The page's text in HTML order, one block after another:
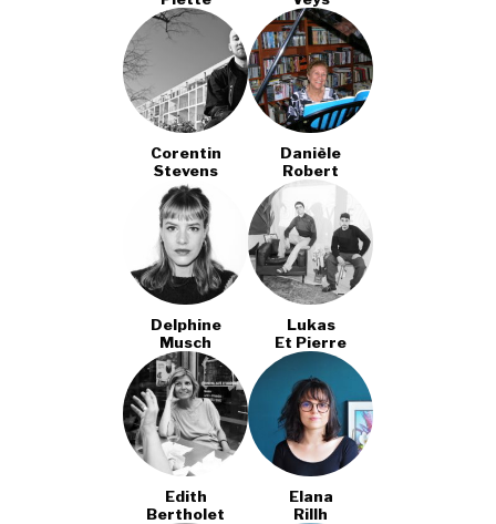
Corentin
Stevens
Danièle
Robert
Delphine
Musch
Lukas
Et Pierre
Edith
Bertholet
Elana
Rillh